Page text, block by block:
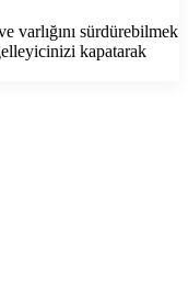
varlığını sürdürebilmek
kapatarak